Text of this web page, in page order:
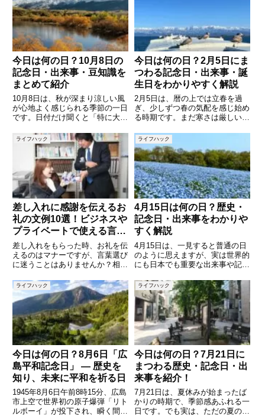
し、花や風景も美しく、アクティ
ブな旅にもゆったりとした癒しの
旅
す。
今日は何の日？10月8日の
記念日・出来事・豆知識を
まとめて紹介
10月8日は、秋が深まり涼しい風
が心地よく感じられる季節の一日
です。日付だけ聞くと「特に大き
もいるかもしれませんが、実はさ
まざまな記念日や歴史的出来事が
重なっている日なのです。普段は
何気なく過ぎてしまう一日も、
今日は何の日？2月5日にま
つわる記念日・出来事・誕
生日をわかりやすく解説
2月5日は、暦の上では立春を過
ぎ、少しずつ春の気配を感じ始め
る時期です。まだ寒さは厳しいも
照時間が長くなったりと、季節の
移ろいを実感する人も多いのでは
ないでしょうか。そんな2月5日
には、意外と知られていない記念
ライフハック
差し入れに感謝を伝えるお
礼の文例10選！ビジネスや
プライベートで使える言葉
集
差し入れをもらった時、お礼を伝
えるのはマナーですが、言葉選び
に迷うことはありませんか？相手
れるお礼の言葉は、シーンや関係
性に合わせて使い分けるのがポイ
ントです。本記事では、ビジネス
やプライベートで役立つ「差し入
ライフハック
4月15日は何の日？歴史・
記念日・出来事をわかりや
すく解説
4月15日は、一見すると普通の日
のように思えますが、実は世界的
にも日本でも重要な出来事や記念
金に関わる日として知られるほ
か、歴史的な災害や文化的な記念
日など、さまざまな意味を持って
います。この記事では、4月15
ライフハック
今日は何の日？8月6日「広
島平和記念日」 — 歴史を
知り、未来に平和を祈る日
1945年8月6日午前8時15分、広島
市上空で世界初の原子爆弾「リト
ルボーイ」が投下され、瞬く間に
ライフハック
今日は何の日？7月21日に
まつわる歴史・記念日・出
来事を紹介！
7月21日は、夏休みが始まったば
かりの時期で、季節感あふれる一
日です。でも実は、ただの夏の一